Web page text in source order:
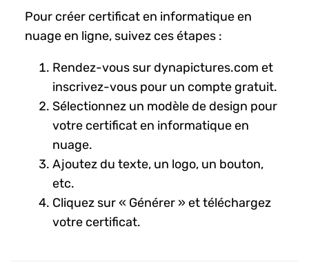
Pour créer certificat en informatique en
nuage en ligne, suivez ces étapes :
Rendez-vous sur dynapictures.com et
inscrivez-vous pour un compte gratuit.
Sélectionnez un modèle de design pour
votre certificat en informatique en
nuage.
Ajoutez du texte, un logo, un bouton,
etc.
Cliquez sur « Générer » et téléchargez
votre certificat.